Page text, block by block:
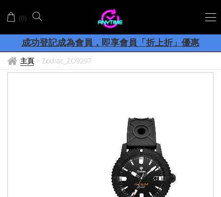
(0)
客服聯絡Whatsapp: +852-56017798
成功登記成為會員 ， 即享會員 「折上折」 優惠
網店購物滿$800
主頁 > Zodiac_ZO9297